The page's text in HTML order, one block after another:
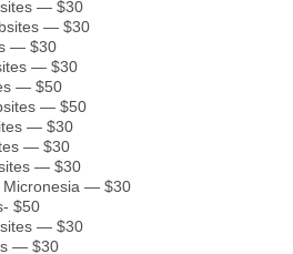
— $30
— $30
— $30
— $30
— $50
— $50
— $30
— $30
— $30
Micronesia — $30
$50
— $30
— $30